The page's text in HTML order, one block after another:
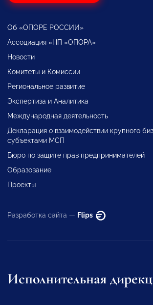
Об «ОПОРЕ РОССИИ»
Ассоциация «НП «ОПОРА»
Новости
Комитеты и Комиссии
Региональное развитие
Экспертиза и Аналитика
Международная деятельность
Декларация о взаимодействии крупного
субъектами МСП
Бюро по защите прав предпринимателей
Образование
Проекты
Разработка сайта — Flips
Исполнительная